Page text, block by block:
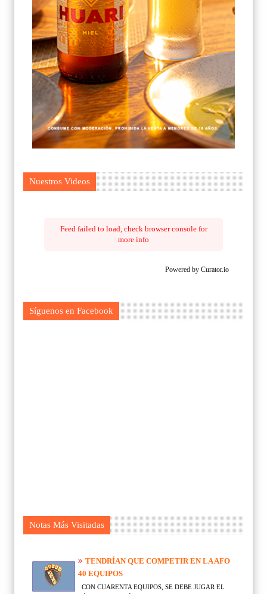
Nuestros Videos
Feed failed to load, check browser console for
more info
Powered by Curator.io
Síguenos en Facebook
Notas Más Visitadas
TENDRÍAN QUE COMPETIR EN LA AFO
40 EQUIPOS
CON CUARENTA EQUIPOS, SE DEBE JUGAR EL